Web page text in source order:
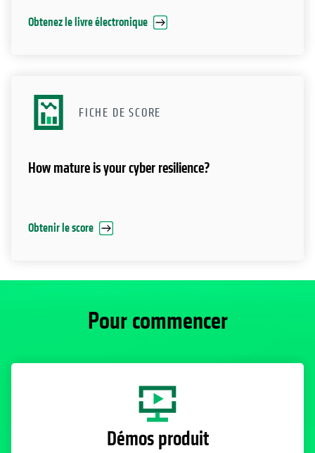
Obtenez le livre électronique
FICHE DE SCORE
How mature is your cyber resilience?
Obtenir le score
Pour commencer
Démos produit